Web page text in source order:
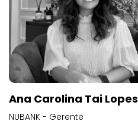
Ana Carolina Tai Lopes
NUBANK - Gerente